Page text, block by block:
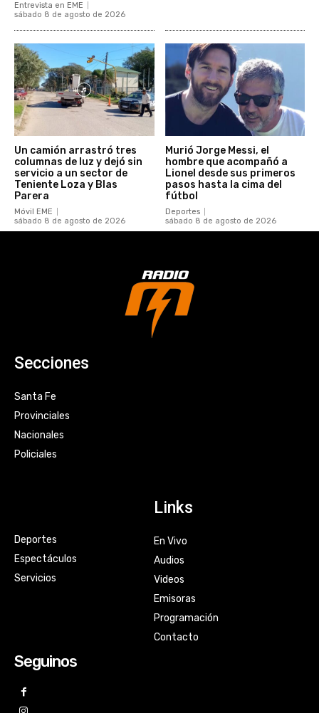
Entrevista en EME
sábado 8 de agosto de 2026
Un camión arrastró tres
columnas de luz y dejó sin
servicio a un sector de
Teniente Loza y Blas
Parera
Móvil EME
sábado 8 de agosto de 2026
Murió Jorge Messi, el
hombre que acompañó a
Lionel desde sus primeros
pasos hasta la cima del
fútbol
Deportes
sábado 8 de agosto de 2026
Secciones
Santa Fe
Provinciales
Nacionales
Policiales
Deportes
Espectáculos
Servicios
Links
En Vivo
Audios
Videos
Emisoras
Programación
Contacto
Seguinos